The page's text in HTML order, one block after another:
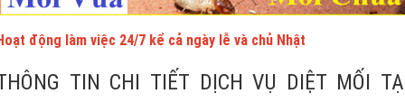
động làm việc 24/7 kể cả ngày lễ và chủ Nhật
TIN CHI TIẾT DỊCH VỤ DIỆT MỐI